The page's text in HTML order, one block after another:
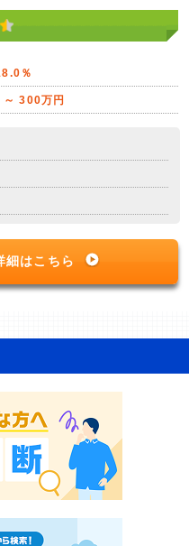
％
～ 300万円
細はこちら